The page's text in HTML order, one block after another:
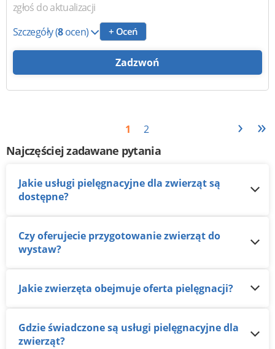
zgłoś do aktualizacji
Szczegóły(8ocen) + Oceń
Zadzwoń
1 2 › »
Najczęściej zadawane pytania
Jakie usługi pielęgnacyjne dla zwierząt są
dostępne?
Czy oferujecie przygotowanie zwierząt do
wystaw?
Jakie zwierzęta obejmuje oferta pielęgnacji?
Gdzie świadczone są usługi pielęgnacyjne dla
zwierząt?